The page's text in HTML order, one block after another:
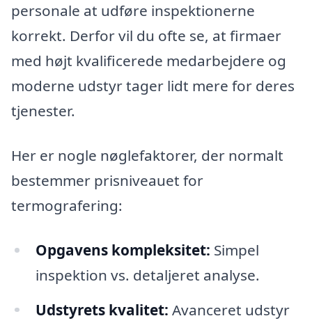
personale at udføre inspektionerne
korrekt. Derfor vil du ofte se, at firmaer
med højt kvalificerede medarbejdere og
moderne udstyr tager lidt mere for deres
tjenester.
Her er nogle nøglefaktorer, der normalt
bestemmer prisniveauet for
termografering:
Opgavens kompleksitet: Simpel
inspektion vs. detaljeret analyse.
Udstyrets kvalitet: Avanceret udstyr